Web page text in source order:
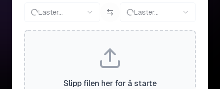
Laster... Laster...
Slipp filen her for å starte